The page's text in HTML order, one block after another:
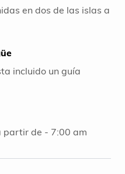
en dos de las islas a
incluido un guía
partir de - 7:00 am